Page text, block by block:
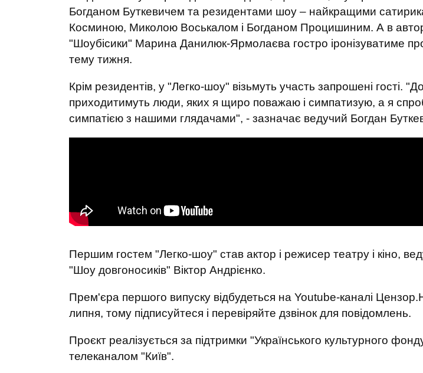
Богданом Буткевичем та резидентами шоу – найкращими
Косминою, Миколою Воськалом і Богданом Процишиним. А в
"Шоубісики" Марина Данилюк-Ярмолаєва гостро іронізуватиме
тему тижня.
Крім резидентів, у "Легко-шоу" візьмуть участь запрошені гості.
приходитимуть люди, яких я щиро поважаю і симпатизую, а я
симпатією з нашими глядачами", - зазначає ведучий Богдан
Першим гостем "Легко-шоу" став актор і режисер театру і кіно,
"Шоу довгоносиків" Віктор Андрієнко.
Прем'єра першого випуску відбудеться на Youtube-каналі
липня, тому підписуйтеся і перевіряйте дзвінок для повідомлень.
Проєкт реалізується за підтримки "Українського культурного
телеканалом "Київ".